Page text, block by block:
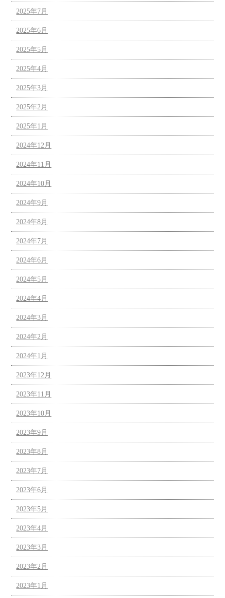
2025年7月
2025年6月
2025年5月
2025年4月
2025年3月
2025年2月
2025年1月
2024年12月
2024年11月
2024年10月
2024年9月
2024年8月
2024年7月
2024年6月
2024年5月
2024年4月
2024年3月
2024年2月
2024年1月
2023年12月
2023年11月
2023年10月
2023年9月
2023年8月
2023年7月
2023年6月
2023年5月
2023年4月
2023年3月
2023年2月
2023年1月